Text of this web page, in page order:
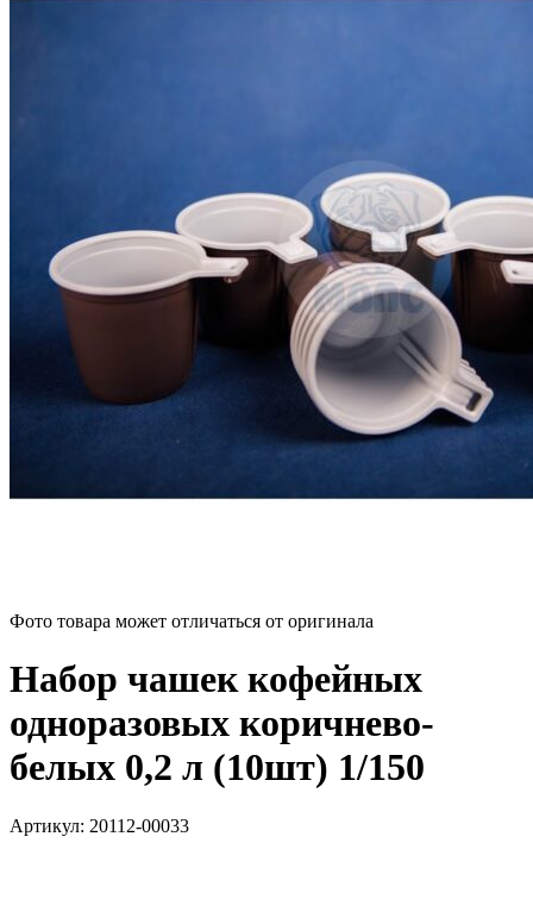
Фото товара может отличаться от оригинала
Набор чашек кофейных
одноразовых коричнево-
белых 0,2 л (10шт) 1/150
Артикул: 20112-00033